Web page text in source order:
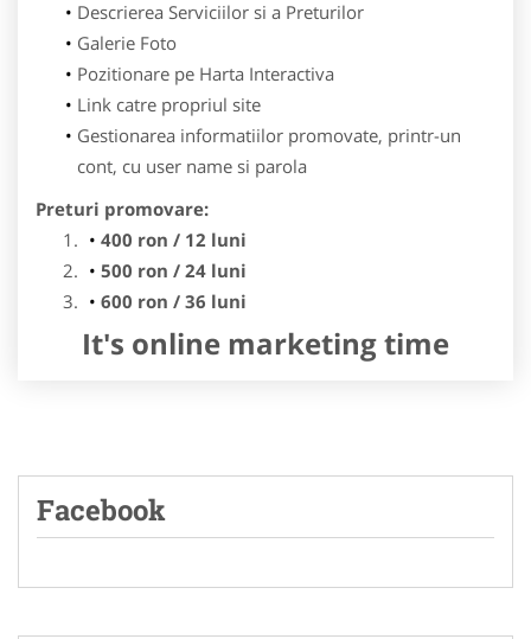
Descrierea Serviciilor si a Preturilor
Galerie Foto
Pozitionare pe Harta Interactiva
Link catre propriul site
Gestionarea informatiilor promovate, printr-un
cont, cu user name si parola
Preturi promovare:
400 ron / 12 luni
500 ron / 24 luni
600 ron / 36 luni
It's online marketing time
Facebook